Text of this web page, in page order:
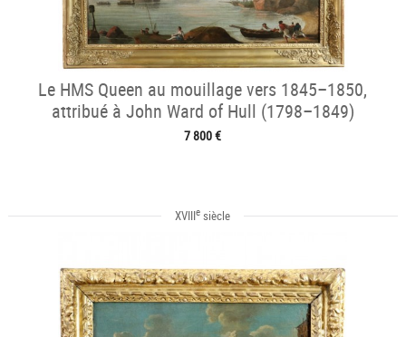
Le HMS Queen au mouillage vers 1845–1850,
attribué à John Ward of Hull (1798–1849)
7 800 €
XVIIIe siècle